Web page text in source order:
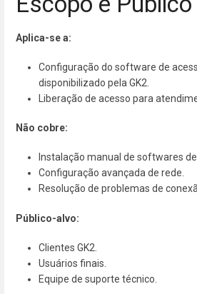
Aplica-se a:
Configuração do software de
disponibilizado pela GK2.
Liberação de acesso para
Não cobre:
Instalação manual de softwares
Configuração avançada de rede.
Resolução de problemas de
Público-alvo:
Clientes GK2.
Usuários finais.
Equipe de suporte técnico.